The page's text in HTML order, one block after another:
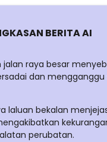
BERITA AI
jalan raya besar
dan mengganggu
laluan bekalan
perubatan.